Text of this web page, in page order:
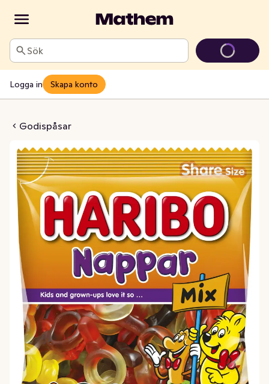
Sök
Logga in Skapa konto
Godispåsar
Mix